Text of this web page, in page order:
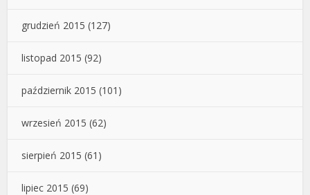
grudzień 2015 (127)
listopad 2015 (92)
październik 2015 (101)
wrzesień 2015 (62)
sierpień 2015 (61)
lipiec 2015 (69)